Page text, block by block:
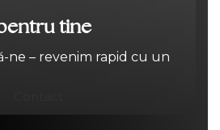
tine
ne – revenim rapid cu un